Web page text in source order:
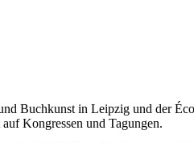
Buchkunst in Leipzig und der
auf Kongressen und Tagungen.